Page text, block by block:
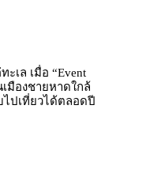
เล เมื่อ “Event
เมืองชายหาดใกล้
ไปเที่ยวได้ตลอดปี